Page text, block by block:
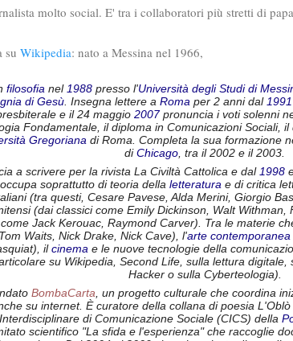
molto social. E' tra i collaboratori più stretti di
su Wikipedia: nato a Messina nel 1966,
filosofia nel 1988presso l'Università degli Studi di
di Gesù. Insegna lettere a Roma per 2 anni dal 1991
e il 24 maggio 2007pronuncia i voti solenni
Fondamentale, il diploma in Comunicazioni Sociali,
Gregoriana di Roma. Completa la sua formazione
diChicago , tra il 2002 e il 2003.
a scrivere per la rivista La Civiltà Cattolica e dal 1998
soprattutto di teoria della letteratura e di critica
(tra questi, Cesare Pavese, Alda Merini, Giorgio
(dai classici come Emily Dickinson, Walt
Jack Kerouac, Raymond Carver). Tra le materie
Waits, Nick Drake, Nick Cave), l'arte contemporanea
ilcinema e le nuove tecnologie della
su Wikipedia, Second Life, sulla lettura digitale,
Hacker o sulla Cyberteologia).
BombaCarta , un progetto culturale che coordina
su internet. È curatore della collana di poesia
di Comunicazione Sociale (CICS) della
scientifico "La sfida e l'esperienza" che raccoglie